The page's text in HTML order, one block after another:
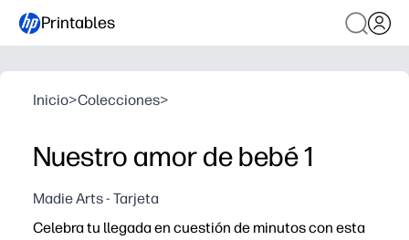
Printables
Inicio>Colecciones>
Nuestro amor de bebé 1
Madie Arts - Tarjeta
Celebra tu llegada en cuestión de minutos con esta